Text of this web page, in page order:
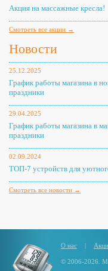
Акция на массажные кресла!
Смотреть все акции →
Новости
25.12.2025
График работы магазина в
праздники
29.04.2025
График работы магазина в
праздники
02.09.2024
ТОП-7 устройств для
Смотреть все новости →
О нас |
© 2006-2026.